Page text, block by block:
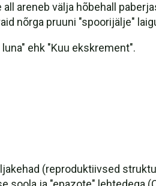
areneb välja hõbehall
nõrga pruuni "spoorijälje"
ehk "Kuu ekskrement".
(reproduktiivsed